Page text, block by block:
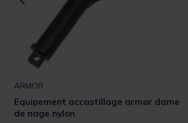
ARMOR
Equipement accastillage armor dame
de nage nylon